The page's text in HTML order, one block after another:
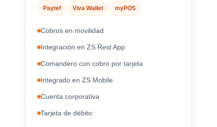
Paytef Viva Wallet myPOS
Cobros en movilidad
Integración en ZS Rest App
Comandero con cobro por tarjeta
Integrado en ZS Mobile
Cuenta corporativa
Tarjeta de débito